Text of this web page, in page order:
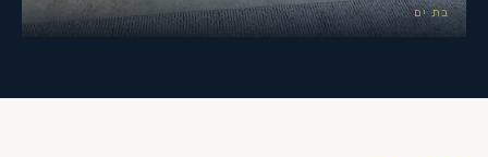
בת ים